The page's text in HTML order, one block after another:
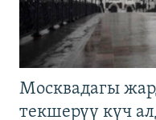
Москвадагы
текшерүү күч